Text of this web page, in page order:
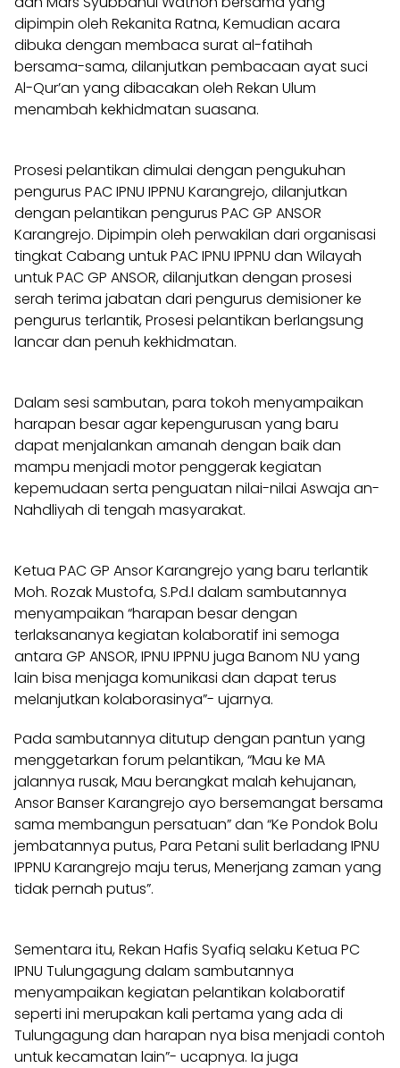
dipimpin oleh Rekanita Ratna, Kemudian acara
dibuka dengan membaca surat al-fatihah
bersama-sama, dilanjutkan pembacaan ayat suci
Al-Qur’an yang dibacakan oleh Rekan Ulum
menambah kekhidmatan suasana.
Prosesi pelantikan dimulai dengan pengukuhan
pengurus PAC IPNU IPPNU Karangrejo, dilanjutkan
dengan pelantikan pengurus PAC GP ANSOR
Karangrejo. Dipimpin oleh perwakilan dari organisasi
tingkat Cabang untuk PAC IPNU IPPNU dan Wilayah
untuk PAC GP ANSOR, dilanjutkan dengan prosesi
serah terima jabatan dari pengurus demisioner ke
pengurus terlantik, Prosesi pelantikan berlangsung
lancar dan penuh kekhidmatan.
Dalam sesi sambutan, para tokoh menyampaikan
harapan besar agar kepengurusan yang baru
dapat menjalankan amanah dengan baik dan
mampu menjadi motor penggerak kegiatan
kepemudaan serta penguatan nilai-nilai Aswaja an-
Nahdliyah di tengah masyarakat.
Ketua PAC GP Ansor Karangrejo yang baru terlantik
Moh. Rozak Mustofa, S.Pd.I dalam sambutannya
menyampaikan “harapan besar dengan
terlaksananya kegiatan kolaboratif ini semoga
antara GP ANSOR, IPNU IPPNU juga Banom NU yang
lain bisa menjaga komunikasi dan dapat terus
melanjutkan kolaborasinya”- ujarnya.
Pada sambutannya ditutup dengan pantun yang
menggetarkan forum pelantikan, “Mau ke MA
jalannya rusak, Mau berangkat malah kehujanan,
Ansor Banser Karangrejo ayo bersemangat bersama
sama membangun persatuan” dan “Ke Pondok Bolu
jembatannya putus, Para Petani sulit berladang IPNU
IPPNU Karangrejo maju terus, Menerjang zaman yang
tidak pernah putus”.
Sementara itu, Rekan Hafis Syafiq selaku Ketua PC
IPNU Tulungagung dalam sambutannya
menyampaikan kegiatan pelantikan kolaboratif
seperti ini merupakan kali pertama yang ada di
Tulungagung dan harapan nya bisa menjadi contoh
untuk kecamatan lain”- ucapnya. Ia juga